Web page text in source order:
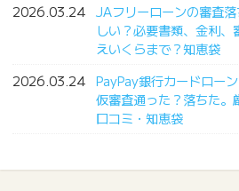
2026.03.24 JAフリーローンの審査
しい？必要書類、金利
えいくらまで？知恵袋
2026.03.24 PayPay銀行カードロー
仮審査通った？落ちた。
口コミ・知恵袋